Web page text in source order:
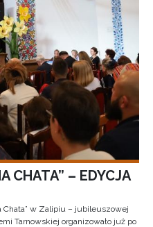
CHATA” – EDYCJA
Chata” w Zalipiu – jubileuszowej
Tarnowskiej organizowało już po